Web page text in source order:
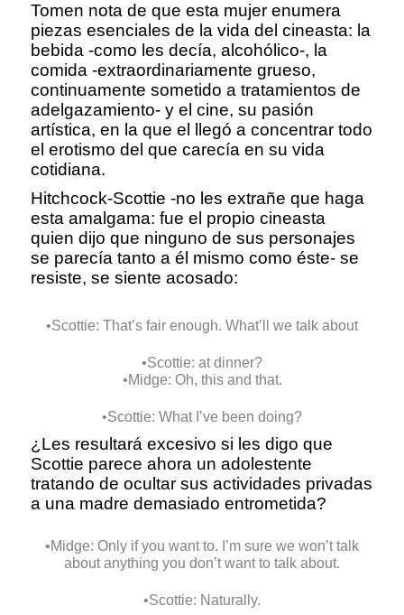
Tomen nota de que esta mujer enumera
piezas esenciales de la vida del cineasta: la
bebida -como les decía, alcohólico-, la
comida -extraordinariamente grueso,
continuamente sometido a tratamientos de
adelgazamiento- y el cine, su pasión
artística, en la que el llegó a concentrar todo
el erotismo del que carecía en su vida
cotidiana.
Hitchcock-Scottie -no les extrañe que haga
esta amalgama: fue el propio cineasta
quien dijo que ninguno de sus personajes
se parecía tanto a él mismo como éste- se
resiste, se siente acosado:
•Scottie: That’s fair enough. What’ll we talk about
•Scottie: at dinner?
•Midge: Oh, this and that.
•Scottie: What I’ve been doing?
¿Les resultará excesivo si les digo que
Scottie parece ahora un adolestente
tratando de ocultar sus actividades privadas
a una madre demasiado entrometida?
•Midge: Only if you want to. I’m sure we won’t talk
about anything you don’t want to talk about.
•Scottie: Naturally.